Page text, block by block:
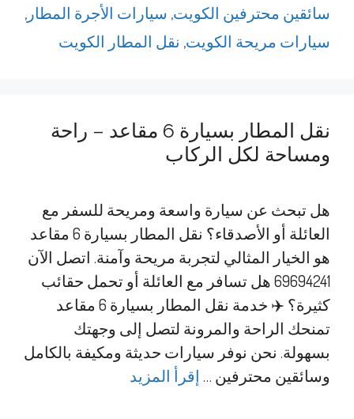
سائقين محترفين الكويت, سيارات الأجرة المطار ,
سيارات مريحة الكويت, نقل المطار الكويت
نقل المطار بسيارة 6 مقاعد – راحة
ومساحة لكل الركاب
هل تبحث عن سيارة واسعة ومريحة للسفر مع
العائلة أو الأصدقاء؟ نقل المطار بسيارة 6 مقاعد
هو الخيار المثالي لتجربة مريحة وآمنة. اتصل الآن
69694241 هل تسافر مع العائلة أو تحمل حقائب
كثيرة؟ ✈️ خدمة نقل المطار بسيارة 6 مقاعد
تمنحك الراحة والمرونة لتصل إلى وجهتك
بسهولة. نحن نوفر سيارات حديثة ومكيفة بالكامل
وسائقين محترفين … إقرأ المزيد